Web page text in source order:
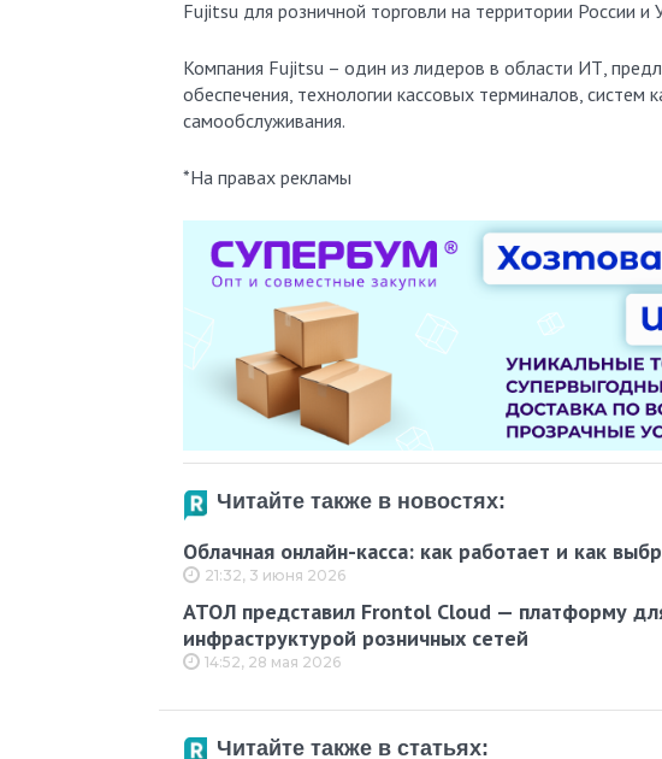
Fujitsu для розничной торговли на территории России и
Компания Fujitsu – один из лидеров в области ИТ,
обеспечения, технологии кассовых терминалов, систем
самообслуживания.
*На правах рекламы
Читайте также в новостях:
Облачная онлайн-касса: как работает и как
21:32, 3 июня 2026
АТОЛ представил Frontol Cloud — платформу
инфраструктурой розничных сетей
14:52, 28 мая 2026
Читайте также в статьях: